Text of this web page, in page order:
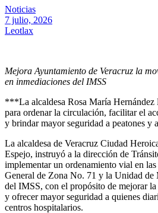
Noticias
7 julio, 2026
Leotlax
Mejora Ayuntamiento de Veracruz la
en inmediaciones del IMSS
***La alcaldesa Rosa María Hernández
para ordenar la circulación, facilitar el
y brindar mayor seguridad a peatones y
La alcaldesa de Veracruz Ciudad
Espejo, instruyó a la dirección de
implementar un ordenamiento vial en
General de Zona No. 71 y la Unidad de
del IMSS, con el propósito de mejorar
y ofrecer mayor seguridad a quienes
centros hospitalarios.